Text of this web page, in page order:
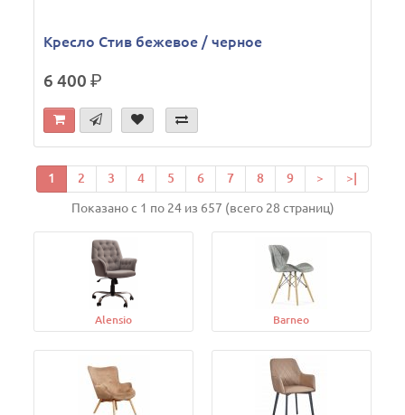
Кресло Стив бежевое / черное
6 400р.
1 2 3 4 5 6 7 8 9 > >|
Показано с 1 по 24 из 657 (всего 28 страниц)
Alensio Barneo